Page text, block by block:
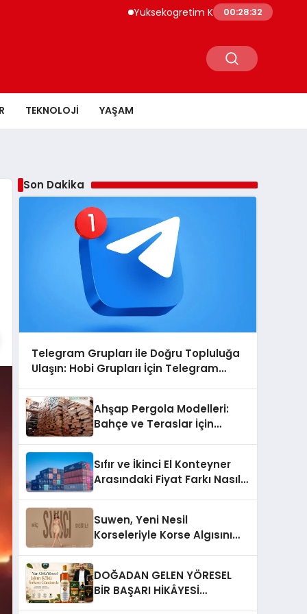
Yuksekogretim Kurumu Dijital Donusum
00:28:33
TEKNOLOJI YAŞAM
Son Dakika
Telegram Grupları ile Doğru Topluluğa
Ulaşın: Hobi Grupları İçin Telegram
Ahşap Pergola Modelleri:
Bahçe ve Teraslar İçin
Sıfır ve İkinci El Konteyner
Arasındaki Fiyat Farkı Nasıl
Suwen, Yeni Nesil
Korseleriyle Korse Algısını
DOĞADAN GELEN YÖRESEL
BİR BAŞARI HİKÂYESİ